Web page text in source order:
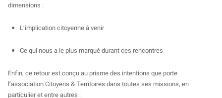
dimensions :
L’implication citoyenne à venir
Ce qui nous a le plus marqué durant ces rencontres
Enfin, ce retour est conçu au prisme des intentions que porte
l’association Citoyens & Territoires dans toutes ses missions, en
particulier et entre autres :